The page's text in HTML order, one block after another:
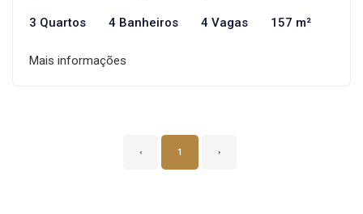
3 Quartos 4 Banheiros 4 Vagas 157 m²
Mais informações
‹ 1 ›